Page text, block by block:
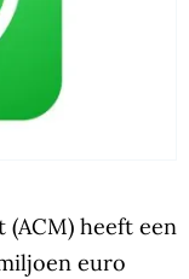
heeft een
euro